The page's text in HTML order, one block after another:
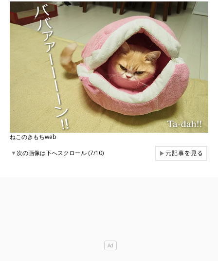
ねこのきもちweb
▼次の画像は下へスクロール (7/10) ▶元記事を見る